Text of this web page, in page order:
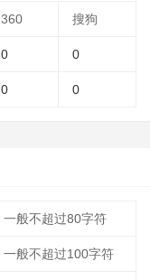
360 搜狗
0 0
0 0
一般不超过80字符
一般不超过100字符